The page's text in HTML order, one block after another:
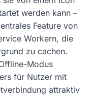
werden kann –
Feature von
Workern, die
zu cachen.
Modus
für Nutzer mit
attraktiv